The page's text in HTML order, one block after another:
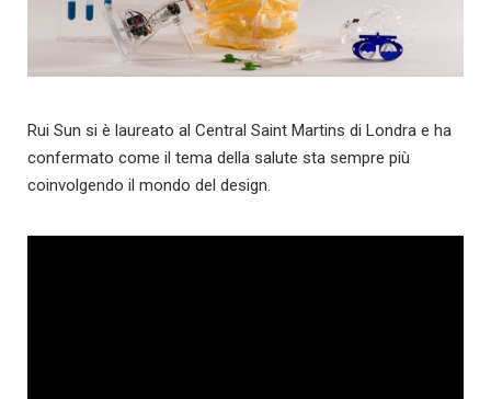
Rui Sun si è laureato al Central Saint Martins di Londra e ha
confermato come il tema della salute sta sempre più
coinvolgendo il mondo del design.